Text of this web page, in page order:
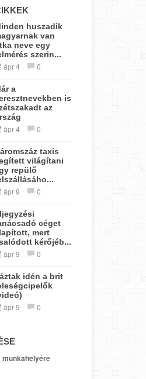
huszadik
van
neve egy
szerin...
ápr 4 0
a
is
az
ápr 4 0
taxis
világítani
repülő
ápr 9 0
céget
mert
kérőjéb...
ápr 9 0
idén a brit
ápr 9 0
munkahelyére